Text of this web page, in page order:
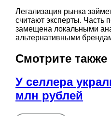
Легализация рынка
считают эксперты. Часть
замещена локальными
альтернативными
Смотрите также
У селлера
млн рублей